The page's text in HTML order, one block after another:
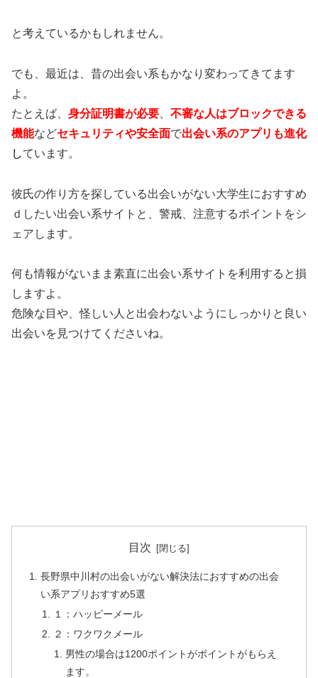
と考えているかもしれません。
でも、最近は、昔の出会い系もかなり変わってきてます
よ。
たとえば、 身分証明書が必要
不審な人はブロックできる
機能などセキュリティや安全面で出会い系のアプリも進化
しています。
彼氏の作り方を探している出会いがない大学生におすすめ
ｄしたい出会い系サイトと、警戒、注意するポイントをシ
ェアします。
何も情報がないまま素直に出会い系サイトを利用すると損
しますよ。
危険な目や、怪しい人と出会わないようにしっかりと良い
出会いを見つけてくださいね。
目次
長野県中川村の出会いがない解決法におすすめの出会
い系アプリおすすめ5選
１：ハッピーメール
２：ワクワクメール
男性の場合は1200ポイントがポイントがもらえ
ます。